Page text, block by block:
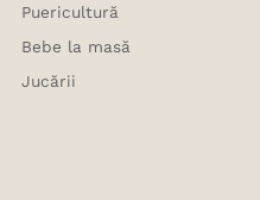
Puericultură
Bebe la masă
Jucării